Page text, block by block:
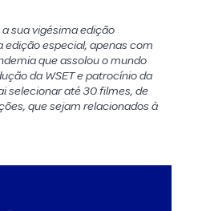
sua vigésima edição
edição especial, apenas com
que assolou o mundo
da WSET e patrocínio da
selecionar até 30 filmes, de
que sejam relacionados à